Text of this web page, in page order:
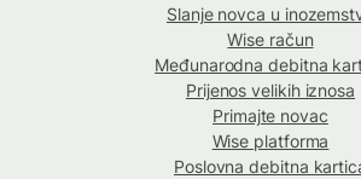
Slanje novca u
Wise račun
Međunarodna debitna
Prijenos velikih iznosa
Primajte novac
Wise platforma
Poslovna debitna